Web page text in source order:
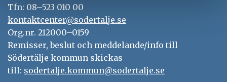
Tfn: 08–523 010 00
kontaktcenter@sodertalje.se
Org.nr. 212000–0159
Remisser, beslut och meddelande/info till
Södertälje kommun skickas
till: sodertalje.kommun@sodertalje.se